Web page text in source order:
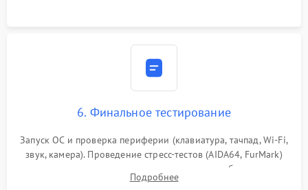
6. Финальное тестирование
Запуск ОС и проверка периферии (клавиатура, тачпад, Wi-Fi,
звук, камера). Проведение стресс-тестов (AIDA64, FurMark)
для контроля температурного режима и стабильности
системы под пиковой нагрузкой.
Подробнее